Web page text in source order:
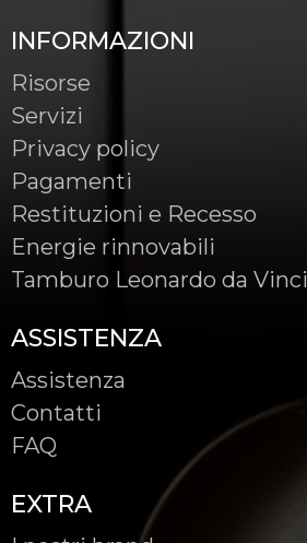
INFORMAZIONI
Risorse
Servizi
Privacy policy
Pagamenti
Restituzioni e Recesso
Energie rinnovabili
Tamburo Leonardo da Vinci
ASSISTENZA
Assistenza
Contatti
FAQ
EXTRA